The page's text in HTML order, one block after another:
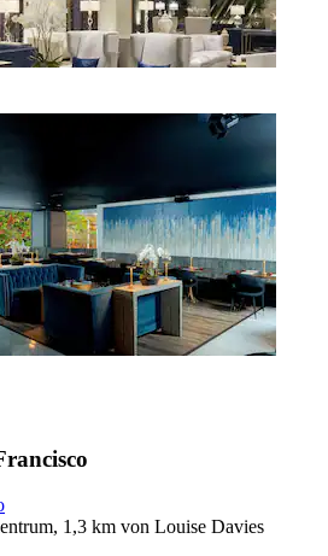
1,3 km von Louise Davies